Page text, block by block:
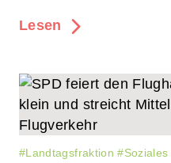
Lesen
#Landtagsfraktion #Soziales